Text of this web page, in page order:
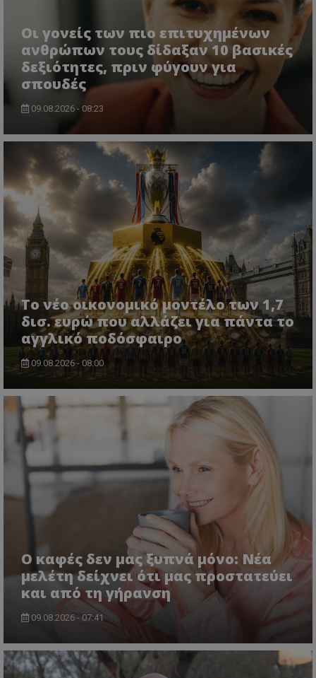
Οι γονείς των πιο επιτυχημένων
ανθρώπων τους δίδαξαν 10 βασικές
δεξιότητες, πριν φύγουν για
σπουδές
09.08.2026 - 08:23
Το νέο οικονομικό μοντέλο των 1,7
δισ. ευρώ που αλλάζει για πάντα το
αγγλικό ποδόσφαιρο
09.08.2026 - 08:00
Ο καφές δεν μας ξυπνά μόνο: Νέα
μελέτη δείχνει ότι μας προστατεύει
και από τη γήρανση
09.08.2026 - 07:41